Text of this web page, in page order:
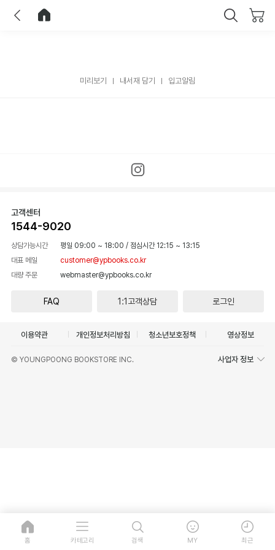
미리보기 내서재 담기 입고알림
고객센터
1544-9020
상담가능시간 평일 09:00 ~ 18:00 / 점심시간 12:15 ~ 13:15
대표 메일
customer@ypbooks.co.kr
대량 주문
webmaster@ypbooks.co.kr
FAQ 1:1고객상담 로그인
이용약관 개인정보처리방침 청소년보호정책 영상정보
© YOUNGPOONG BOOKSTORE INC. 사업자 정보
홈 카테고리 검색 MY 최근